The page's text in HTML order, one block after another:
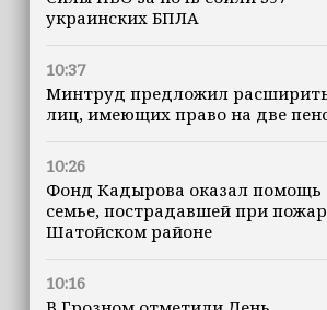
украинских БПЛА
10:37
Минтруд предложил
лиц, имеющих право на две
10:26
Фонд Кадырова оказал помощь
семье, пострадавшей при
Шатойском районе
10:16